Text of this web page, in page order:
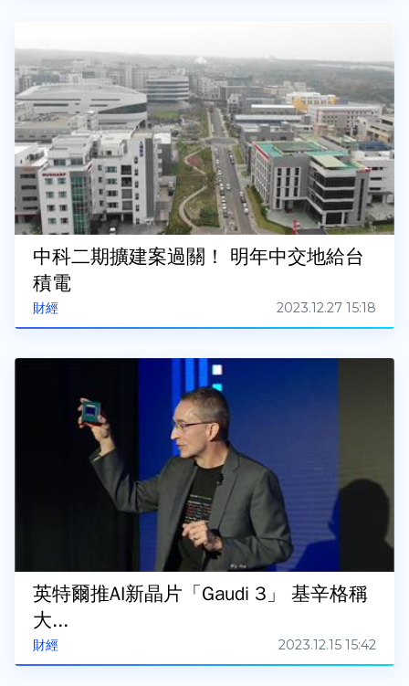
財經
中科二期擴建案過關！ 明年中交地給台
積電
2023.12.27 15:18
財經
英特爾推AI新晶片「Gaudi 3」 基辛格稱
大...
2023.12.15 15:42